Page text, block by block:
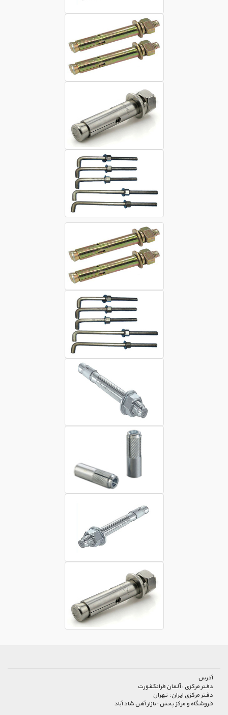
آدرس
دفتر مرکزی :آلمان فرانکفورت
دفتر مرکزی ایران: تهران
فروشگاه و مرکز پخش :بازار آهن شاد آباد